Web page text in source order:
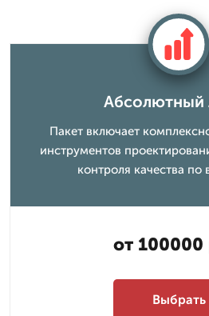
Абсолютный
Пакет включает
инструментов
контроля качества по
от 100000
Выбрать